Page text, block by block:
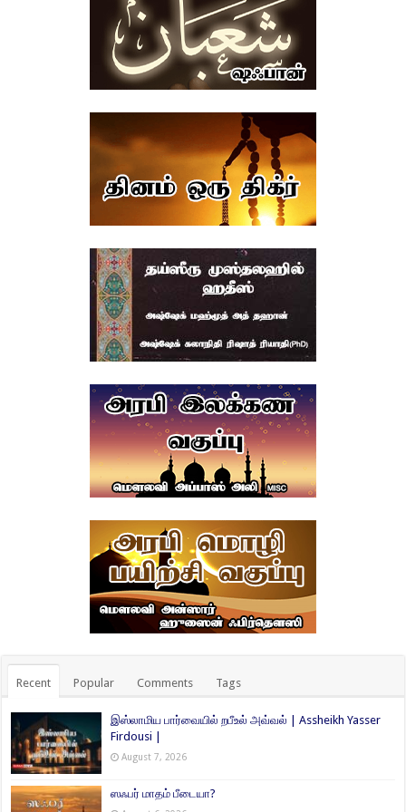
Recent Popular Comments Tags
இஸ்லாமிய பார்வையில் றபீஉல் அவ்வல் | Assheikh Yasser
Firdousi |
August 7, 2026
ஸஃபர் மாதம் பீடையா?